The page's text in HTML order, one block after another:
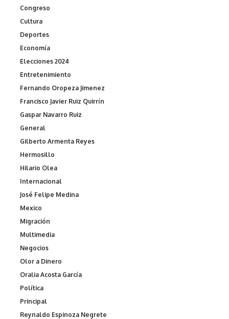
Congreso
Cultura
Deportes
Economía
Elecciones 2024
Entretenimiento
Fernando Oropeza Jimenez
Francisco Javier Ruiz Quirrín
Gaspar Navarro Ruiz
General
Gilberto Armenta Reyes
Hermosillo
Hilario Olea
Internacional
José Felipe Medina
Mexico
Migración
Multimedia
Negocios
Olor a Dinero
Oralia Acosta García
Política
Principal
Reynaldo Espinoza Negrete